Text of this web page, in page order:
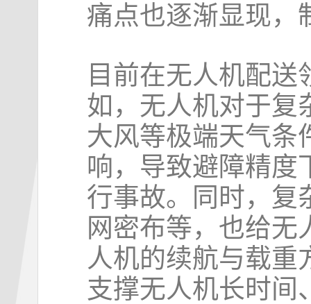
痛点也逐渐显现，
目前在无人机配
如，无人机对于复
大风等极端天气条
响，导致避障精度
行事故。同时，复
网密布等，也给无
人机的续航与载重
支撑无人机长时间